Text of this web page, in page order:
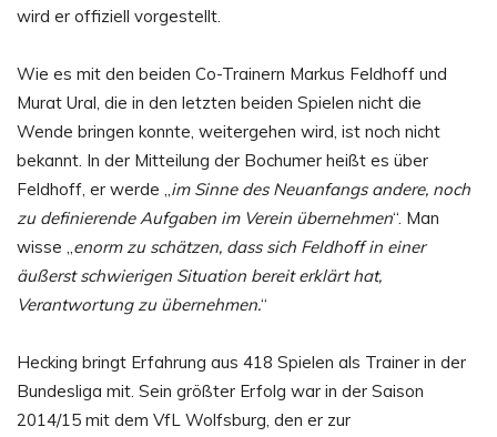
wird er offiziell vorgestellt.
Wie es mit den beiden Co-Trainern Markus Feldhoff und
Murat Ural, die in den letzten beiden Spielen nicht die
Wende bringen konnte, weitergehen wird, ist noch nicht
bekannt. In der Mitteilung der Bochumer heißt es über
Feldhoff, er werde „im Sinne des Neuanfangs andere, noch
zu definierende Aufgaben im Verein übernehmen“. Man
wisse „enorm zu schätzen, dass sich Feldhoff in einer
äußerst schwierigen Situation bereit erklärt hat,
Verantwortung zu übernehmen.“
Hecking bringt Erfahrung aus 418 Spielen als Trainer in der
Bundesliga mit. Sein größter Erfolg war in der Saison
2014/15 mit dem VfL Wolfsburg, den er zur